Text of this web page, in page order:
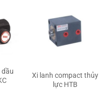
Xi lanh compact thủy
lực HTB